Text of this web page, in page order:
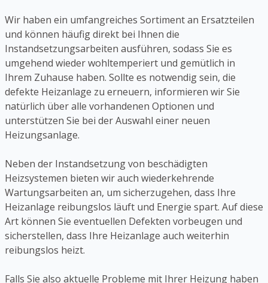
Wir haben ein umfangreiches Sortiment an Ersatzteilen
und können häufig direkt bei Ihnen die
Instandsetzungsarbeiten ausführen, sodass Sie es
umgehend wieder wohltemperiert und gemütlich in
Ihrem Zuhause haben. Sollte es notwendig sein, die
defekte Heizanlage zu erneuern, informieren wir Sie
natürlich über alle vorhandenen Optionen und
unterstützen Sie bei der Auswahl einer neuen
Heizungsanlage.
Neben der Instandsetzung von beschädigten
Heizsystemen bieten wir auch wiederkehrende
Wartungsarbeiten an, um sicherzugehen, dass Ihre
Heizanlage reibungslos läuft und Energie spart. Auf diese
Art können Sie eventuellen Defekten vorbeugen und
sicherstellen, dass Ihre Heizanlage auch weiterhin
reibungslos heizt.
Falls Sie also aktuelle Probleme mit Ihrer Heizung haben